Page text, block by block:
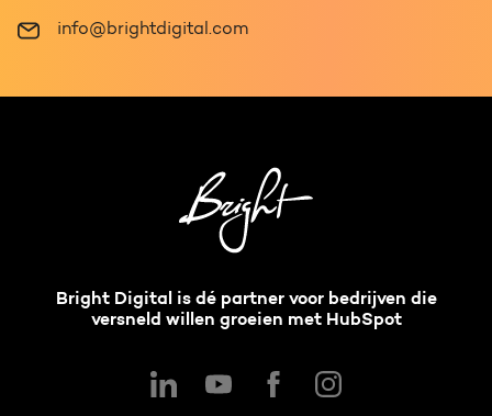
info@brightdigital.com
Bright Digital is dé partner voor bedrijven die
versneld willen groeien met HubSpot